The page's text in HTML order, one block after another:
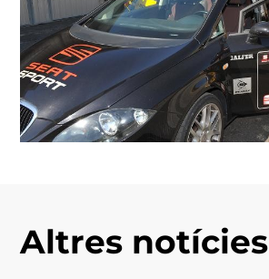
Altres notícies